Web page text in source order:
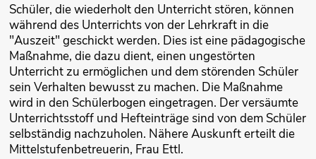
Schüler, die wiederholt den Unterricht stören, können
während des Unterrichts von der Lehrkraft in die
"Auszeit" geschickt werden. Dies ist eine pädagogische
Maßnahme, die dazu dient, einen ungestörten
Unterricht zu ermöglichen und dem störenden Schüler
sein Verhalten bewusst zu machen. Die Maßnahme
wird in den Schülerbogen eingetragen. Der versäumte
Unterrichtsstoff und Hefteinträge sind von dem Schüler
selbständig nachzuholen. Nähere Auskunft erteilt die
Mittelstufenbetreuerin, Frau Ettl.